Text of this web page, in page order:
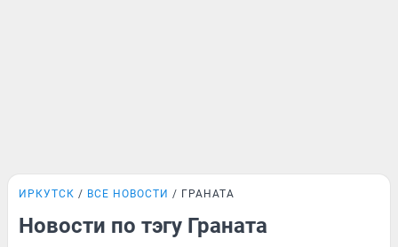
ИРКУТСК ВСЕ НОВОСТИ ГРАНАТА
Новости по тэгу Граната